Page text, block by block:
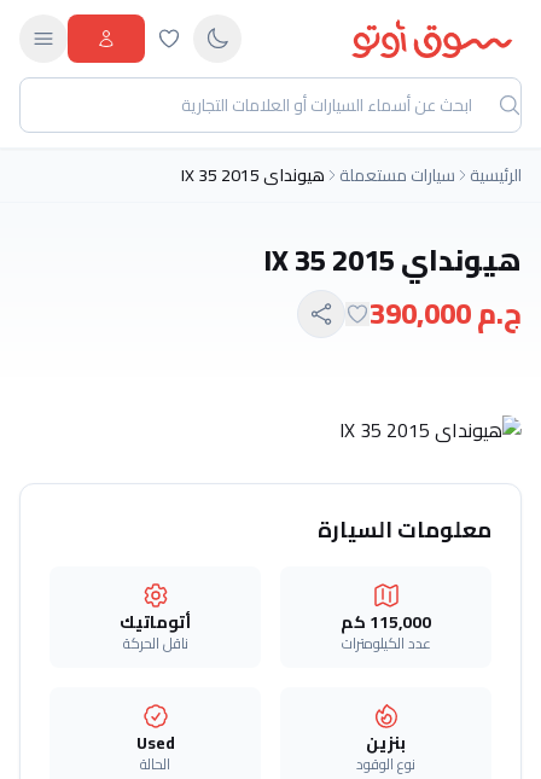
الرئيسية سيارات مستعملة هيونداي IX 35 2015
هيونداي IX 35 2015
ج.م 390,000
معلومات السيارة
115,000 كم
عدد الكيلومترات
أتوماتيك‎
ناقل الحركة
بنزين
نوع الوقود
Used
الحالة